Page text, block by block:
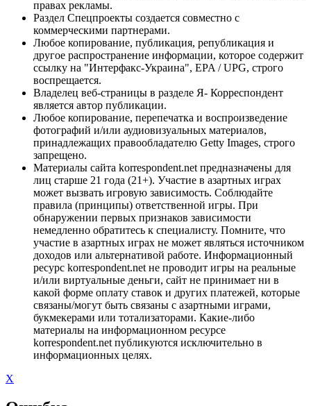
правах рекламы.
Раздел Спецпроекты создается совместно с
коммерческими партнерами.
Любое копирование, публикация, републикация и
другое распространение информации, которое содержит
ссылку на "Интерфакс-Украина", EPA / UPG, строго
воспрещается.
Владелец веб-страницы в разделе Я- Корреспондент
является автор публикации.
Любое копирование, перепечатка и воспроизведение
фотографий и/или аудиовизуальных материалов,
принадлежащих правообладателю Getty Images, строго
запрещено.
Материалы сайта korrespondent.net предназначены для
лиц старше 21 года (21+). Участие в азартных играх
может вызвать игровую зависимость. Соблюдайте
правила (принципы) ответственной игры. При
обнаружении первых признаков зависимости
немедленно обратитесь к специалисту. Помните, что
участие в азартных играх не может являться источником
доходов или альтернативой работе. Информационный
ресурс korrespondent.net не проводит игры на реальные
и/или виртуальные деньги, сайт не принимает ни в
какой форме оплату ставок и других платежей, которые
связаны/могут быть связаны с азартными играми,
букмекерами или тотализаторами. Какие-либо
материалы на информационном ресурсе
korrespondent.net публикуются исключительно в
информационных целях.
X